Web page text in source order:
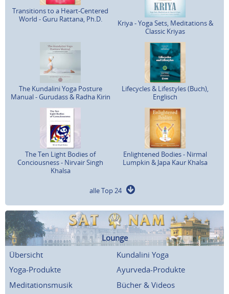
Transitions to a Heart-Centered
World - Guru Rattana, Ph.D.
Kriya - Yoga Sets, Meditations &
Classic Kriyas
The Kundalini Yoga Posture
Manual - Gurudass & Radha Kirin
Lifecycles & Lifestyles (Buch),
Englisch
The Ten Light Bodies of
Conciousness - Nirvair Singh
Khalsa
Enlightened Bodies - Nirmal
Lumpkin & Japa Kaur Khalsa
alle Top 24
Lounge
Übersicht
Kundalini Yoga
Yoga-Produkte
Ayurveda-Produkte
Meditationsmusik
Bücher & Videos